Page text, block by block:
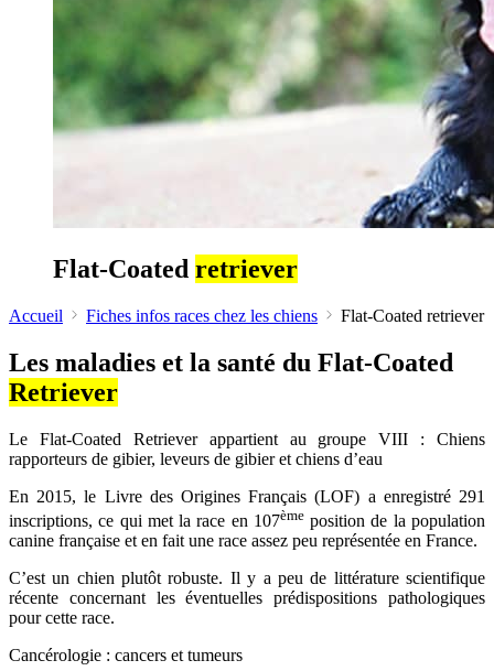
Flat-Coated retriever
Accueil Fiches infos races chez les chiens Flat-Coated retriever
Les maladies et la santé du Flat-Coated
Retriever
Le Flat-Coated Retriever appartient au groupe VIII : Chiens
rapporteurs de gibier, leveurs de gibier et chiens d’eau
En 2015, le Livre des Origines Français (LOF) a enregistré 291
inscriptions, ce qui met la race en 107èmeposition de la population
canine française et en fait une race assez peu représentée en France.
C’est un chien plutôt robuste. Il y a peu de littérature scientifique
récente concernant les éventuelles prédispositions pathologiques
pour cette race.
Cancérologie : cancers et tumeurs